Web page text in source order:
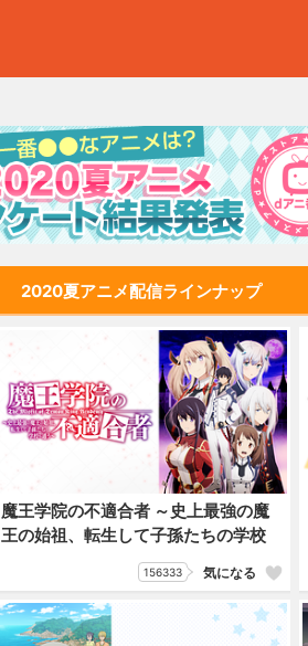
2020夏アニメ配信ラインナップ
魔王学院の不適合者 ～史上最強の魔
王の始祖、転生して子孫たちの学校
156333 気になる